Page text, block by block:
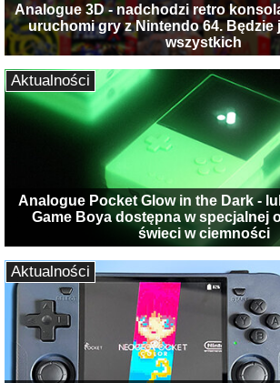
Analogue 3D - nadchodzi retro
uruchomi gry z Nintendo 64. Będzie
wszystkich
Analogue Pocket Glow in the Dark -
Game Boya dostępna w specjalnej
świeci w ciemności
Aktualności
Aktualności